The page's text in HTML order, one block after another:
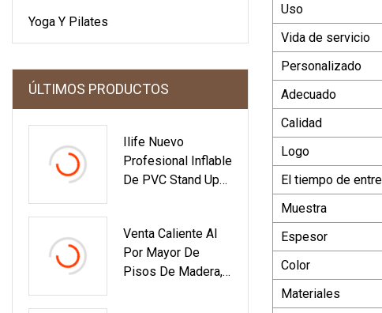
Yoga Y Pilates
ÚLTIMOS PRODUCTOS
Ilife Nuevo
Profesional Inflable
De PVC Stand Up
Inflable
Personalizado
Stand Up Paddle
Venta Caliente Al
Por Mayor De
Pisos De Madera,
Uso
Vida de servicio
Personalizado
Adecuado
Calidad
Logo
El tiempo de
Muestra
Espesor
Color
Materiales